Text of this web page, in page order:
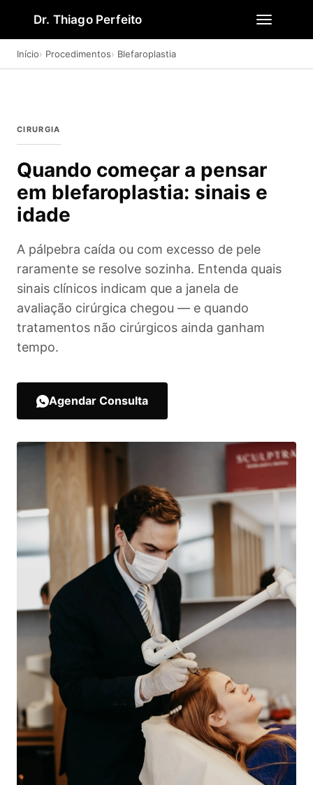
Dr. Thiago Perfeito
Início Procedimentos Blefaroplastia
CIRURGIA
Quando começar a pensar
em blefaroplastia: sinais e
idade
A pálpebra caída ou com excesso de pele
raramente se resolve sozinha. Entenda quais
sinais clínicos indicam que a janela de
avaliação cirúrgica chegou — e quando
tratamentos não cirúrgicos ainda ganham
tempo.
Agendar Consulta